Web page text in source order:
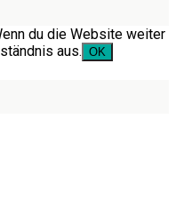
du die Website weiter
aus. OK